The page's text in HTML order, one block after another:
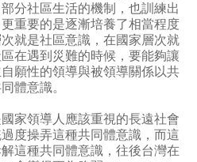
分社區生活的機制，也訓練出
重要的是逐漸培養了相當程度
就是社區意識，在國家層次就
在遇到災難的時候，要能夠讓
願性的領導與被領導關係以共
體意識。
家領導人應該重視的長遠社會
度操弄這種共同體意識，而這
這種共同體意識，往後台灣在